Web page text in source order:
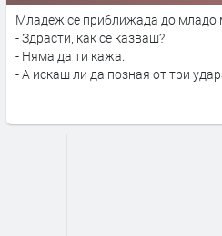
Младеж се приближада до младо
- Здрасти, как се казваш?
- Няма да ти кажа.
- А искаш ли да позная от три